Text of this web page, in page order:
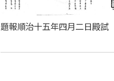
題報順治十五年四月二日殿試